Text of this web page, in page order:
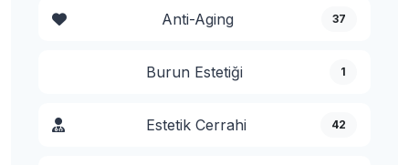
Anti-Aging 37
Burun Estetiği 1
Estetik Cerrahi 42